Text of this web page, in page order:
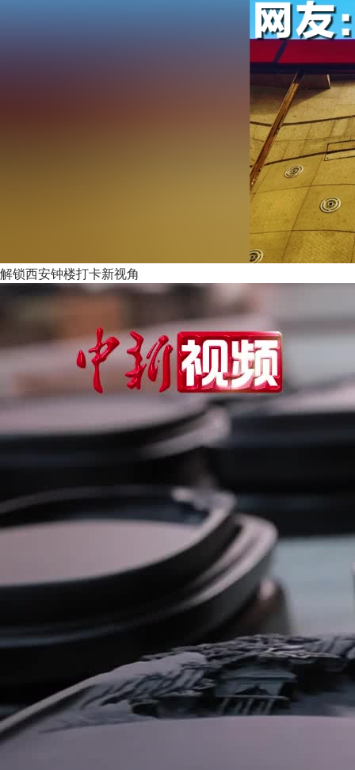
解锁西安钟楼打卡新视角